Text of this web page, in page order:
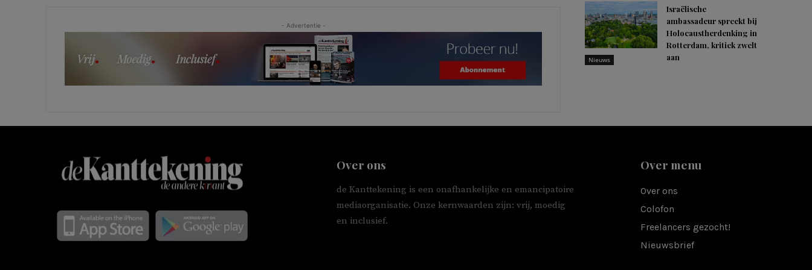
- Advertentie -
Nieuws
Israëlische
ambassadeur spreekt bij
Holocaustherdenking in
Rotterdam, kritiek zwelt
aan
Over ons
de Kanttekening is een onafhankelijke en emancipatoire
mediaorganisatie. Onze kernwaarden zijn: vrij, moedig
en inclusief.
Over menu
Over ons
Colofon
Freelancers gezocht!
Nieuwsbrief